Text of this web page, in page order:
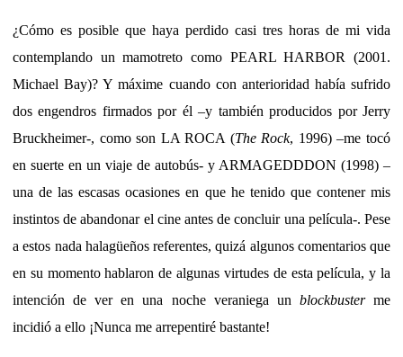
¿Cómo es posible que haya perdido casi tres horas de mi vida
contemplando un mamotreto como PEARL HARBOR (2001.
Michael Bay)? Y máxime cuando con anterioridad había sufrido
dos engendros firmados por él –y también producidos por Jerry
Bruckheimer-, como son LA ROCA (The Rock, 1996) –me tocó
en suerte en un viaje de autobús- y ARMAGEDDDON (1998) –
una de las escasas ocasiones en que he tenido que contener mis
instintos de abandonar el cine antes de concluir una película-. Pese
a estos nada halagüeños referentes, quizá algunos comentarios que
en su momento hablaron de algunas virtudes de esta película, y la
intención de ver en una noche veraniega un blockbusterme
incidió a ello ¡Nunca me arrepentiré bastante!